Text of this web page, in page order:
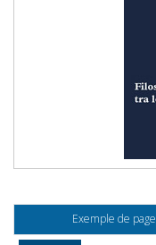
Exemple de page